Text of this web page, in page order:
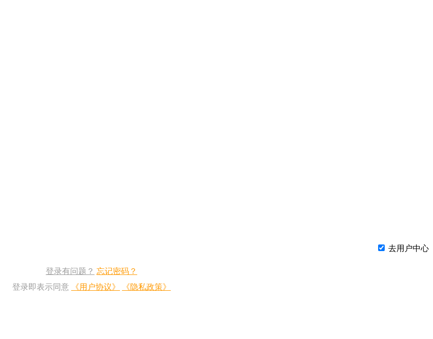
去用户中心
登录有问题？ 忘记密码？
登录即表示同意
《用户协议》
《隐私政策》